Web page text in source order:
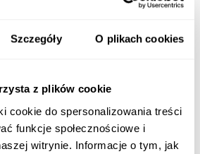
Szczegóły O plikach cookies
z plików cookie
cookie do spersonalizowania treści
funkcje społecznościowe i
witrynie. Informacje o tym, jak
jaki dana sytuacja, zachowanie
na osobę udzielającą
wobec przyszłości.